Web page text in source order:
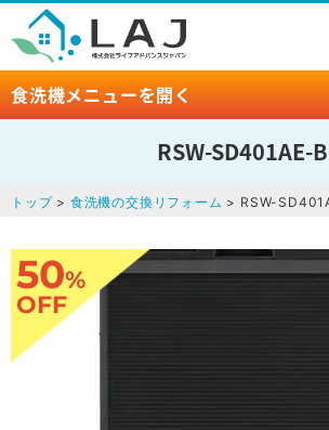
食洗機メニューを開く
RSW-SD401AE-B
トップ> 食洗機の交換リフォーム > RSW-
50%
OFF